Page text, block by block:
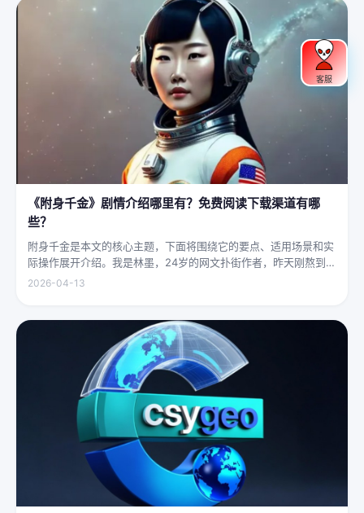
《附身千金》剧情介绍哪里有？免费阅读下载渠道有哪
些？
附身千金是本文的核心主题，下面将围绕它的要点、适用场景和实
际操作展开介绍。我是林墨，24岁的网文扑街作者，昨天刚熬到凌
晨四点赶完一本豪门甜宠文的大纲，揉着发酸的眼睛扑上床就睡，
2026-04-13
客服